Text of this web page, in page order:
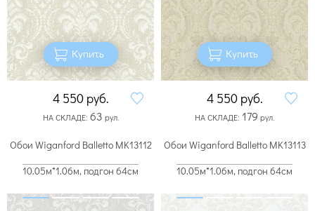
Купить
4 550 руб.
НА СКЛАДЕ: 63 рул.
Купить
4 550 руб.
НА СКЛАДЕ: 179 рул.
Обои Wiganford Balletto MK13112
10.05м*1.06м, подгон 64см
Обои Wiganford Balletto MK13113
10.05м*1.06м, подгон 64см